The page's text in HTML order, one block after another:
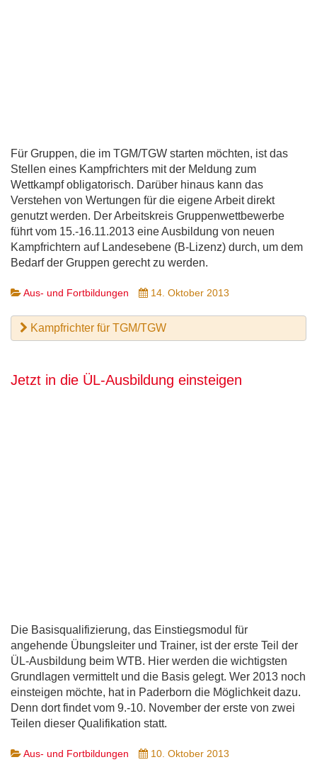
Für Gruppen, die im TGM/TGW starten möchten, ist das
Stellen eines Kampfrichters mit der Meldung zum
Wettkampf obligatorisch. Darüber hinaus kann das
Verstehen von Wertungen für die eigene Arbeit direkt
genutzt werden. Der Arbeitskreis Gruppenwettbewerbe
führt vom 15.-16.11.2013 eine Ausbildung von neuen
Kampfrichtern auf Landesebene (B-Lizenz) durch, um dem
Bedarf der Gruppen gerecht zu werden.
Aus- und Fortbildungen 14. Oktober 2013
Kampfrichter für TGM/TGW
Jetzt in die ÜL-Ausbildung einsteigen
Die Basisqualifizierung, das Einstiegsmodul für
angehende Übungsleiter und Trainer, ist der erste Teil der
ÜL-Ausbildung beim WTB. Hier werden die wichtigsten
Grundlagen vermittelt und die Basis gelegt. Wer 2013 noch
einsteigen möchte, hat in Paderborn die Möglichkeit dazu.
Denn dort findet vom 9.-10. November der erste von zwei
Teilen dieser Qualifikation statt.
Aus- und Fortbildungen 10. Oktober 2013